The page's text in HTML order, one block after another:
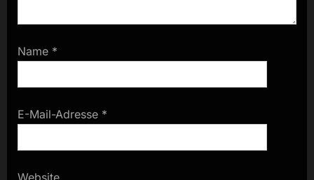
Name *
E-Mail-Adresse *
Website